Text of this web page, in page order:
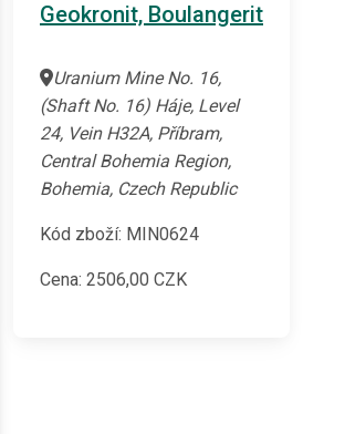
Geokronit, Boulangerit
Uranium Mine No. 16,
(Shaft No. 16) Háje, Level
24, Vein H32A, Příbram,
Central Bohemia Region,
Bohemia, Czech Republic
Kód zboží: MIN0624
Cena: 2506,00 CZK